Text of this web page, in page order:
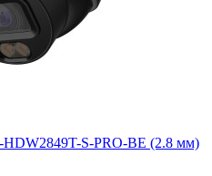
S-PRO-BE (2.8 мм)